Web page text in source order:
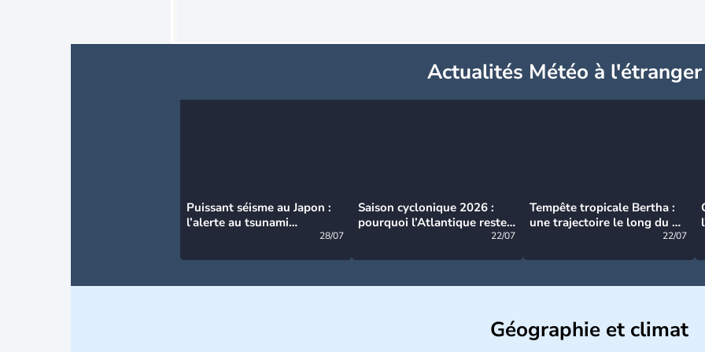
Actualités Météo à l'étranger
Puissant séisme au Japon :
l’alerte au tsunami
28/07
Saison cyclonique 2026 :
pourquoi l’Atlantique reste
22/07
Tempête tropicale Bertha :
une trajectoire le long du du
22/07
Géographie et climat